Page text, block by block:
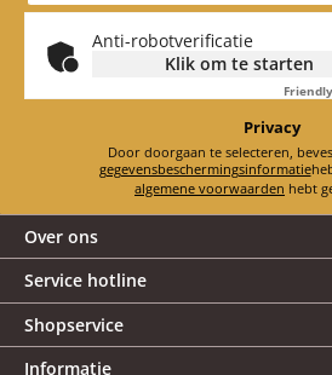
Anti-robotverificatie
Klik om te starten
Friendly
Privacy
gegevensbeschermingsinformatie
algemene voorwaarden hebt
Over ons
Service hotline
Shopservice
Informatie